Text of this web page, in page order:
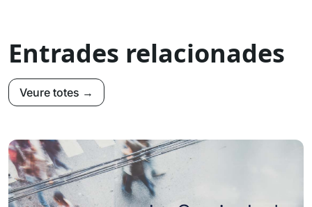
Entrades relacionades
Veure totes →